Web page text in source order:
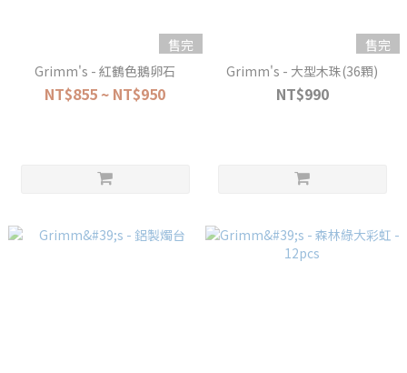
售完
Grimm's - 紅鶴色鵝卵石
NT$855 ~ NT$950
售完
Grimm's - 大型木珠(36顆)
NT$990